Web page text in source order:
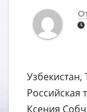
Российская
Ксения